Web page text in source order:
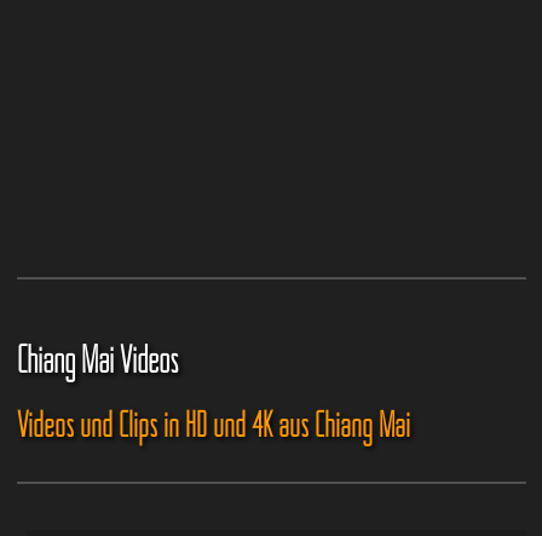
Chiang Mai Videos
Videos und Clips in HD und 4K aus Chiang Mai